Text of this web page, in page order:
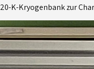
20-K-Kryogenbank zur